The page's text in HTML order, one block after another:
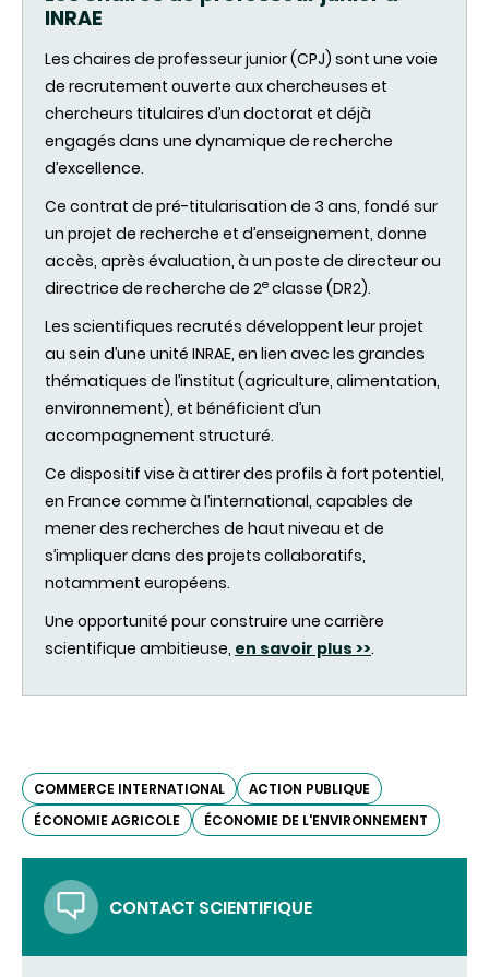
INRAE
Les chaires de professeur junior (CPJ) sont une voie
de recrutement ouverte aux chercheuses et
chercheurs titulaires d’un doctorat et déjà
engagés dans une dynamique de recherche
d’excellence.
Ce contrat de pré-titularisation de 3 ans, fondé sur
un projet de recherche et d’enseignement, donne
accès, après évaluation, à un poste de directeur ou
directrice de recherche de 2e classe (DR2).
Les scientifiques recrutés développent leur projet
au sein d’une unité INRAE, en lien avec les grandes
thématiques de l’institut (agriculture, alimentation,
environnement), et bénéficient d’un
accompagnement structuré.
Ce dispositif vise à attirer des profils à fort potentiel,
en France comme à l’international, capables de
mener des recherches de haut niveau et de
s’impliquer dans des projets collaboratifs,
notamment européens.
Une opportunité pour construire une carrière
scientifique ambitieuse, en savoir plus >>.
COMMERCE INTERNATIONAL
ACTION PUBLIQUE
ÉCONOMIE AGRICOLE
ÉCONOMIE DE L'ENVIRONNEMENT
CONTACT SCIENTIFIQUE